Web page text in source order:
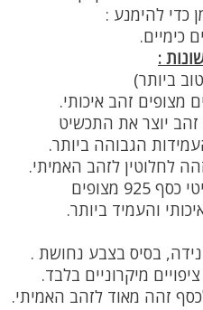
כדי להימנע :
כימיים.
:
ביותר)
מצופים זהב איכותי.
הגבוהה ביותר.
לחלוטין לזהב האמיתי.
מצופים
בסיס בצבע נחושת .
מיקרוניים בלבד.